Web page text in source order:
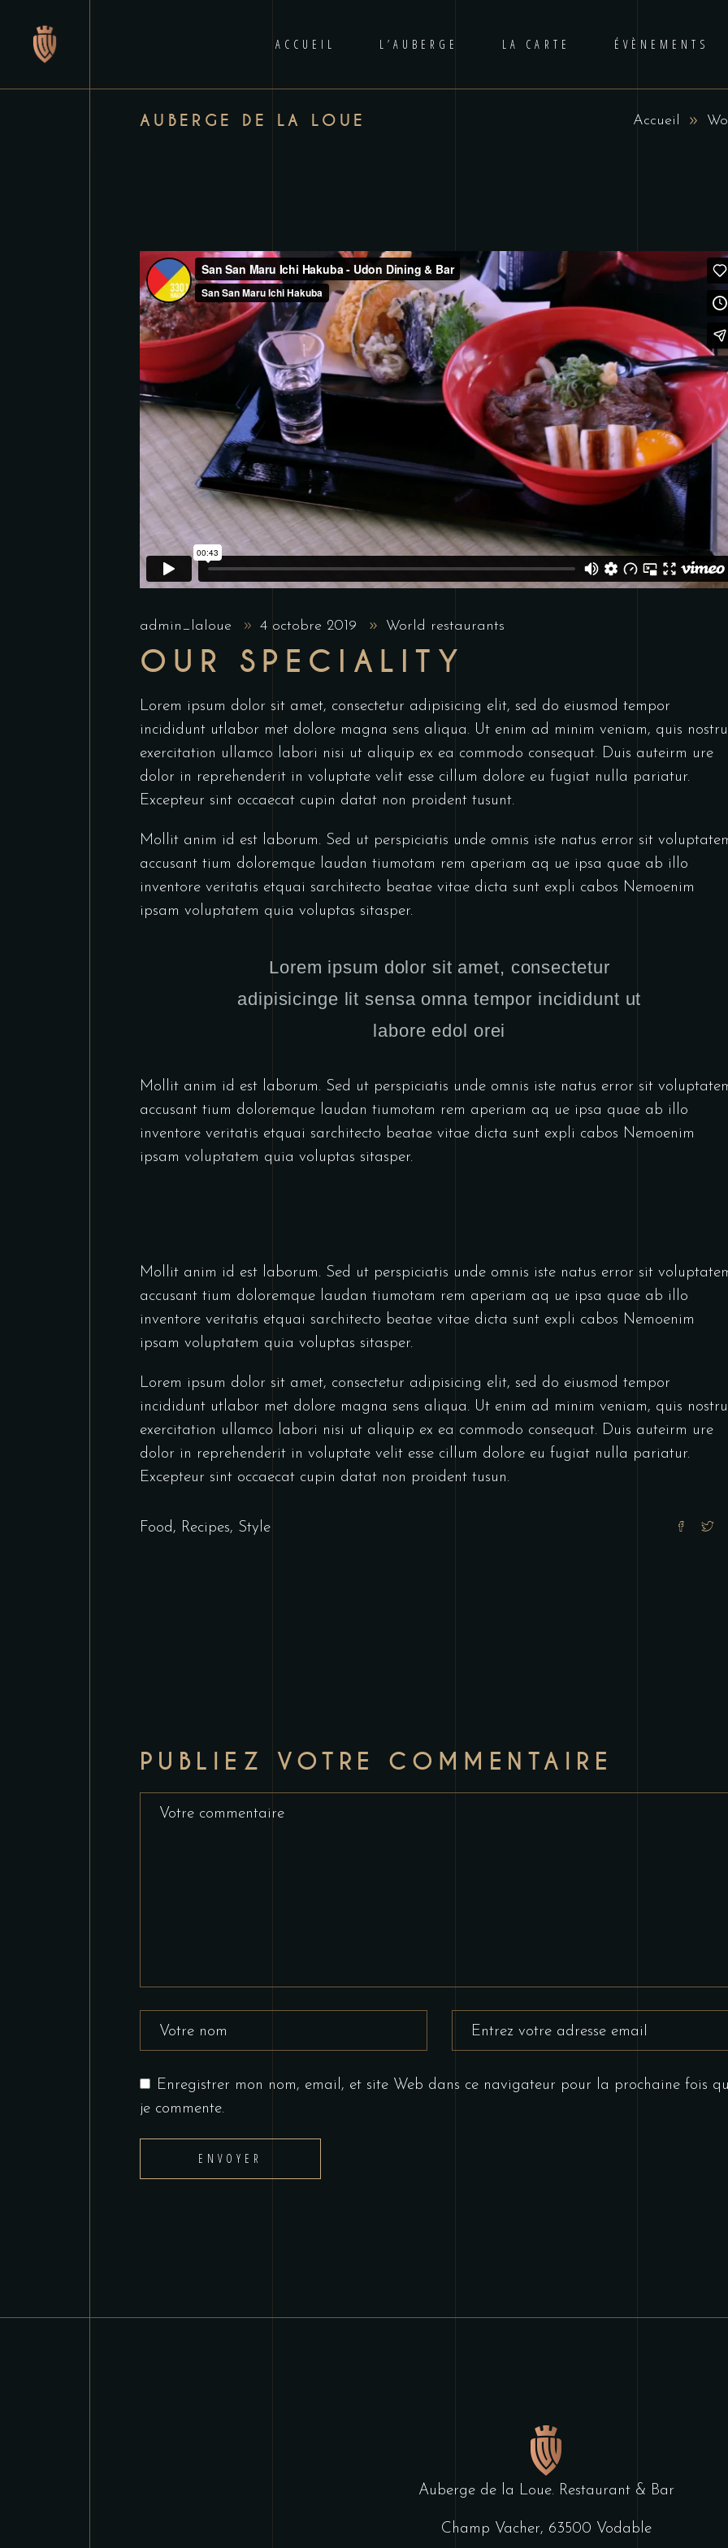
ACCUEIL L’AUBERGE LA CARTE ÉVÈNEMENTS
AUBERGE DE LA LOUE Accueil
admin_laloue 4 octobre 2019 World restaurants
OUR SPECIALITY
Lorem ipsum dolor sit amet, consectetur adipisicing elit, sed do eiusmod tempor
incididunt utlabor met dolore magna sens aliqua. Ut enim ad minim veniam, quis
exercitation ullamco labori nisi ut aliquip ex ea commodo consequat. Duis auteirm ure
dolor in reprehenderit in voluptate velit esse cillum dolore eu fugiat nulla pariatur.
Excepteur sint occaecat cupin datat non proident tusunt.
Mollit anim id est laborum. Sed ut perspiciatis unde omnis iste natus error sit
accusant tium doloremque laudan tiumotam rem aperiam aq ue ipsa quae ab illo
inventore veritatis etquai sarchitecto beatae vitae dicta sunt expli cabos Nemoenim
ipsam voluptatem quia voluptas sitasper.
Lorem ipsum dolor sit amet, consectetur
adipisicinge lit sensa omna tempor incididunt ut
labore edol orei
Mollit anim id est laborum. Sed ut perspiciatis unde omnis iste natus error sit
accusant tium doloremque laudan tiumotam rem aperiam aq ue ipsa quae ab illo
inventore veritatis etquai sarchitecto beatae vitae dicta sunt expli cabos Nemoenim
ipsam voluptatem quia voluptas sitasper.
Mollit anim id est laborum. Sed ut perspiciatis unde omnis iste natus error sit
accusant tium doloremque laudan tiumotam rem aperiam aq ue ipsa quae ab illo
inventore veritatis etquai sarchitecto beatae vitae dicta sunt expli cabos Nemoenim
ipsam voluptatem quia voluptas sitasper.
Lorem ipsum dolor sit amet, consectetur adipisicing elit, sed do eiusmod tempor
incididunt utlabor met dolore magna sens aliqua. Ut enim ad minim veniam, quis
exercitation ullamco labori nisi ut aliquip ex ea commodo consequat. Duis auteirm ure
dolor in reprehenderit in voluptate velit esse cillum dolore eu fugiat nulla pariatur.
Excepteur sint occaecat cupin datat non proident tusun.
Food, Recipes, Style
PUBLIEZ VOTRE COMMENTAIRE
Enregistrer mon nom, email, et site Web dans ce navigateur pour la prochaine fois
je commente.
ENVOYER
Auberge de la Loue. Restaurant & Bar
Champ Vacher, 63500 Vodable